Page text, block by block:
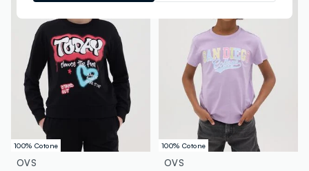
100% Cotone
OVS
100% Cotone
OVS